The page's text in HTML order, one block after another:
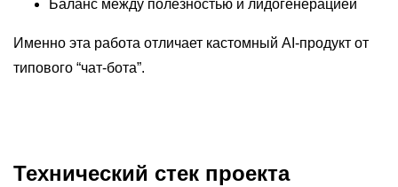
Баланс между полезностью и лидогенерацией
Именно эта работа отличает кастомный AI-продукт от
типового “чат-бота”.
Технический стек проекта